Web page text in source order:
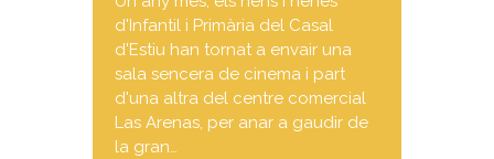
d'Infantil i Primària del Casal
d'Estiu han tornat a envair una
sala sencera de cinema i part
d'una altra del centre comercial
Las Arenas, per anar a gaudir de
la gran…